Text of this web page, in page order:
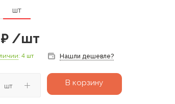
шт
₽/шт
: 4 шт Нашли дешевле?
шт В корзину